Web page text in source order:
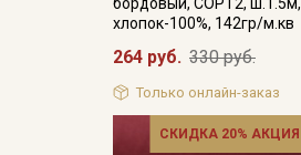
хлопок-100%, 142гр/м.кв
264 руб. 330 руб.
Только онлайн-заказ
СКИДКА 20% АКЦИЯ